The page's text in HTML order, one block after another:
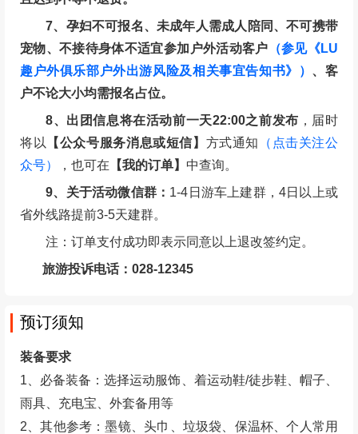
7、孕妇不可报名、未成年人需成人陪同、不可携带
宠物、不接待身体不适宜参加户外活动客户 （参见《LU
趣户外俱乐部户外出游风险及相关事宜告知书》） 、客
户不论大小均需报名占位。
8、出团信息将在活动前一天22:00之前发布 ，届时
将以
【公众号服务消息或短信】 方式通知
（点击关注公
众号）
，也可在 【我的订单】 中查询。
9、关于活动微信群： 1-4日游车上建群，4日以上或
省外线路提前3-5天建群。
注：订单支付成功即表示同意以上退改签约定。
旅游投诉电话：028-12345
预订须知
装备要求
1、必备装备：选择运动服饰、着运动鞋/徒步鞋、帽子、
雨具、充电宝、外套备用等
2、其他参考：墨镜、头巾、垃圾袋、保温杯、个人常用